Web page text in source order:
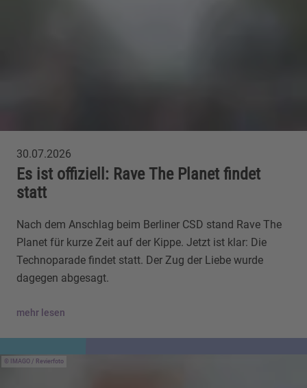
30.07.2026
Es ist offiziell: Rave The Planet findet
statt
Nach dem Anschlag beim Berliner CSD stand Rave The
Planet für kurze Zeit auf der Kippe. Jetzt ist klar: Die
Technoparade findet statt. Der Zug der Liebe wurde
dagegen abgesagt.
mehr lesen
IMAGO / Revierfoto